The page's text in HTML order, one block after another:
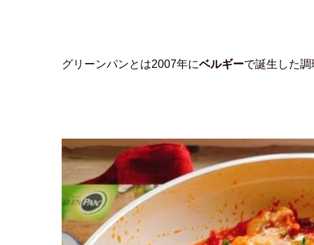
グリーンパンとは2007年にベルギーで誕生した